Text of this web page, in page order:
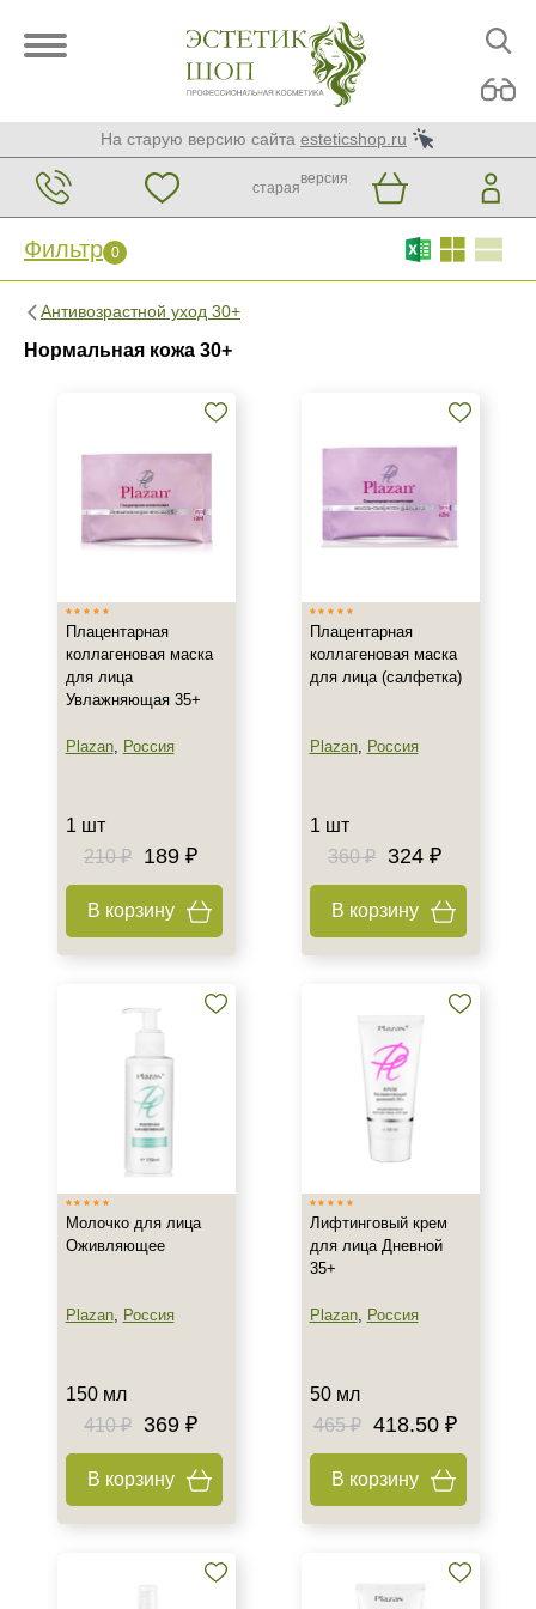
На старую версию сайта esteticshop.ru
старая
версия
Фильтр 0
Антивозрастной уход 30+
Нормальная кожа 30+
Фильтр 0
Испания
Россия
Показать еще
Тип товара
Бустер
Гоммаж
Показать еще
Тип пилинга
Профессиональная
Тип кожи
Все типы кожи
Любой возраст
Любой возраст (от 18 лет)
После 20
Показать еще
Плацентарная
коллагеновая маска
для лица
Увлажняющая 35+
Plazan, Россия
1 шт
210 ₽
189 ₽
В корзину
Плацентарная
коллагеновая маска
для лица (салфетка)
Plazan, Россия
1 шт
360 ₽
324 ₽
В корзину
Молочко для лица
Оживляющее
Plazan, Россия
150 мл
410 ₽
369 ₽
В корзину
Лифтинговый крем
для лица Дневной
35+
Plazan, Россия
50 мл
465 ₽
418.50 ₽
В корзину